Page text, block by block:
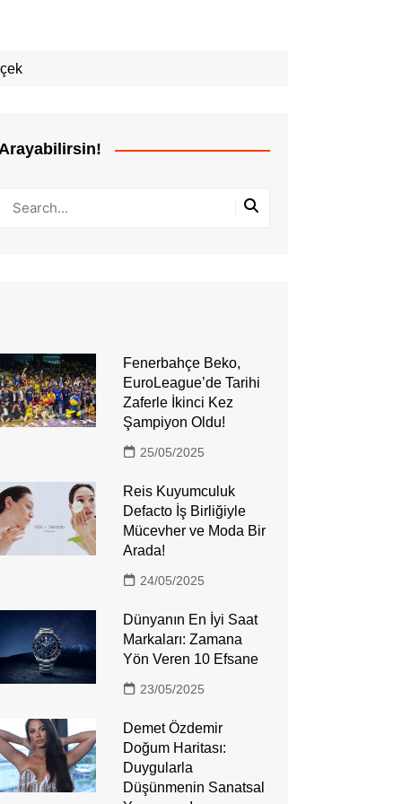
Fenerbahçe Beko,
EuroLeague’de Tarihi
Zaferle İkinci Kez
Şampiyon Oldu!
25/05/2025
Reis Kuyumculuk
Defacto İş Birliğiyle
Mücevher ve Moda Bir
Arada!
24/05/2025
Dünyanın En İyi Saat
Markaları: Zamana
Yön Veren 10 Efsane
23/05/2025
Demet Özdemir
Doğum Haritası:
Duygularla
Düşünmenin Sanatsal